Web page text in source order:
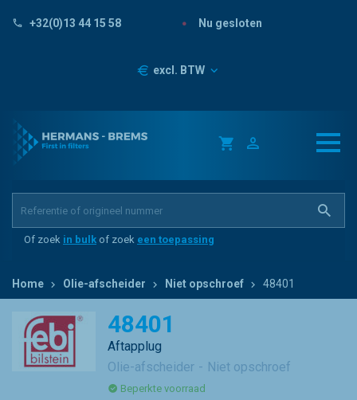
+32(0)13 44 15 58 Nu gesloten
Prijzen
excl. BTW
Of zoek in bulk of zoek een toepassing
Home Olie-afscheider Niet opschroef 48401
48401
Aftapplug
Olie-afscheider
Niet opschroef
Beperkte voorraad